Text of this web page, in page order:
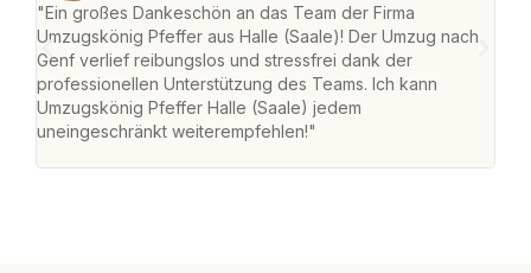
"Ein großes Dankeschön an das Team der Firma
Umzugskönig Pfeffer aus Halle (Saale)! Der Umzug nach
Genf verlief reibungslos und stressfrei dank der
professionellen Unterstützung des Teams. Ich kann
Umzugskönig Pfeffer Halle (Saale) jedem
uneingeschränkt weiterempfehlen!"